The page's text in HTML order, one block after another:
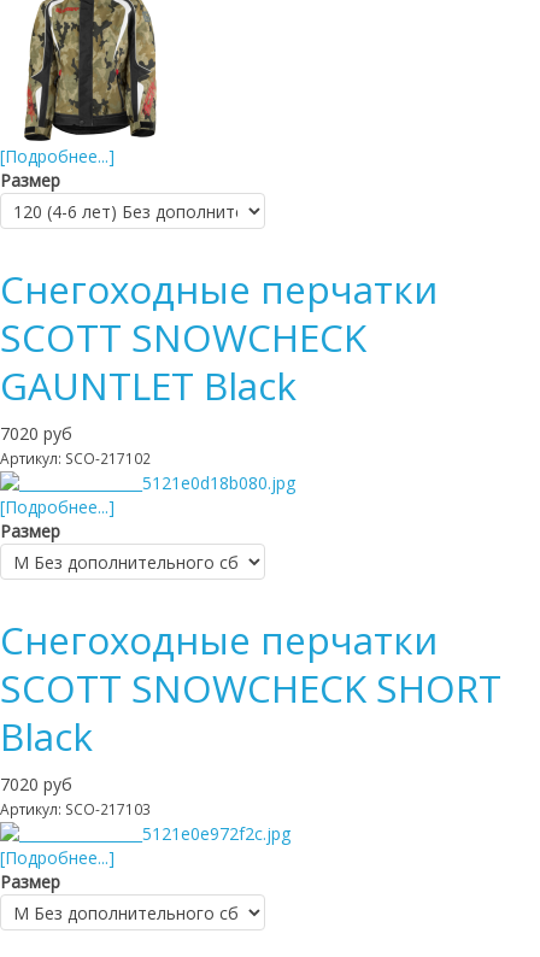
[Подробнее...]
Размер
Снегоходные перчатки
SCOTT SNOWCHECK
GAUNTLET Black
7020 руб
Артикул: SCO-217102
[Подробнее...]
Размер
Снегоходные перчатки
SCOTT SNOWCHECK SHORT
Black
7020 руб
Артикул: SCO-217103
[Подробнее...]
Размер